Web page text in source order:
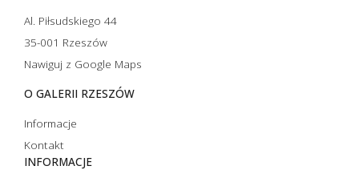
Al. Piłsudskiego 44
35-001 Rzeszów
Nawiguj z Google Maps
O GALERII RZESZÓW
Informacje
Kontakt
INFORMACJE